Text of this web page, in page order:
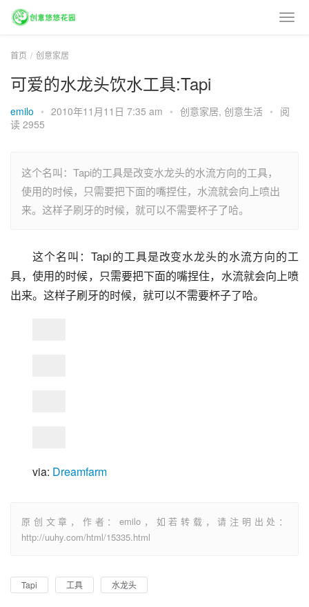
首页 创意家居
可爱的水龙头饮水工具:Tapi
emilo • 2010年11月11日 7:35 am • 创意家居, 创意生活 • 阅
读 2955
这个名叫：Tapi的工具是改变水龙头的水流方向的工具，
使用的时候，只需要把下面的嘴捏住，水流就会向上喷出
来。这样子刷牙的时候，就可以不需要杯子了哈。
这个名叫：Tapi的工具是改变水龙头的水流方向的工
具，使用的时候，只需要把下面的嘴捏住，水流就会向上喷
出来。这样子刷牙的时候，就可以不需要杯子了哈。
via: Dreamfarm
原创文章，作者：emilo，如若转载，请注明出处：
http://uuhy.com/html/15335.html
Tapi 工具 水龙头